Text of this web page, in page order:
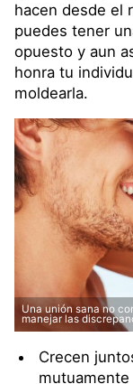
hacen desde el
puedes tener
opuesto y aun
honra tu
moldearla.
Una unión sana no
manejar las
Crecen
mutuamente